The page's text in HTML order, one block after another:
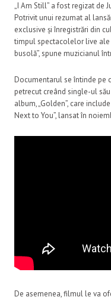
„I Am Still” a fost regizat de
Potrivit unui rezumat al
exclusive și înregistrări din
timpul spectacolelor live ale
busolă”, spune muzicianul
Documentarul se întinde pe
petrecut creând single-ul
album, „Golden”, care
Next to You”, lansat în
De asemenea, filmul le va